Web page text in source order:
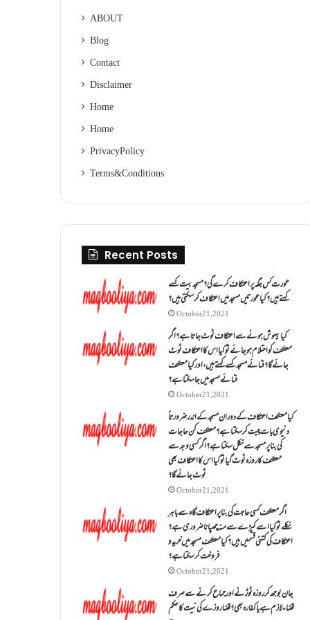
ABOUT
Blog
Contact
Disclaimer
Home
Home
Privacy Policy
Terms & Conditions
Recent Posts
عورت کس جگہ پر اعتکاف کرے گی؟مسجد بیت کسے
کہتے ہیں؟کیا عورتیں مسجد میں اعتکاف کر سکتی ہیں؟
October 21, 2021
کیا بیہوش ہونے سے اعتکاف ٹوٹ جاتا ہے؟ اگر
معتکف کو احتلام ہو جائے تو کیا اس کا اعتکاف ٹوٹ
جائے گا؟فنائے مسجد کسے کہتے ہیں ، اور کیا معتکف
فنائے مسجد میں جا سکتا ہے؟
October 21, 2021
کیا معتکف اعتکاف کے دوران مسجد کے اندر ضرورتاً
دنیوی بات چیت کر سکتا ہے؟معتکف کن حاجات
کی بنا پر مسجد سے نکل سکتا ہے؟ اگر کسی وجہ سے
معتکف کا روزہ ٹوٹ گیا تو کیا اس کا اعتکاف بھی
ٹوٹ جائے گا؟
October 21, 2021
اگر معتکف کسی حاجت کی بنا پر اعتکاف گاہ سے باہر
نکلے تو کیا اسے کپڑے سے منہ چھپانا ضروری ہے؟
اعتکاف کی کتنی قسمیں ہیں؟کیا معتکف مسجد میں خرید و
فروخت کر سکتا ہے؟
October 21, 2021
جان بوجھ کر روزہ ٹوڑنے اور جماع کرنے سے صرف
قضاء لازم ہے یا کفارہ بھی؟ قضا روزے کی نیت کا حکم